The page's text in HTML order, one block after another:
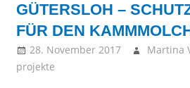
GÜTERSLOH –
FÜR DEN
28. November 2017 Martina
projekte